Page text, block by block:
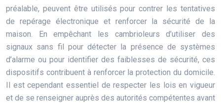
préalable, peuvent être utilisés pour contrer les tentatives
de repérage électronique et renforcer la sécurité de la
maison. En empêchant les cambrioleurs d’utiliser des
signaux sans fil pour détecter la présence de systèmes
d’alarme ou pour identifier des faiblesses de sécurité, ces
dispositifs contribuent à renforcer la protection du domicile.
Il est cependant essentiel de respecter les lois en vigueur
et de se renseigner auprès des autorités compétentes avant